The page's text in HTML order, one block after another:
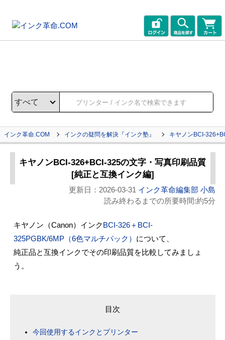
インク革命.COM インクの疑問を解決『インク塾』 キヤノンBCI-
キヤノンBCI-326+BCI-325の文字・写真印刷品質
[純正と互換インク編]
更新日： 2026-03-31 インク革命編集部 小島
読み終わるまでの所要時間:約5分
キヤノン（Canon）インクBCI-326＋BCI-
325PGBK/6MP（6色マルチパック） について、
純正品と互換インクでその印刷品質を比較してみましょ
う。
目次
今回使用するインクとプリンター